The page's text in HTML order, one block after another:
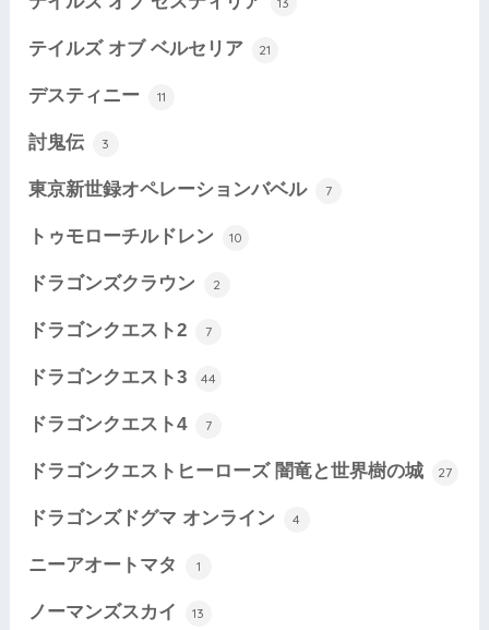
テイルズ オブ ベルセリア 21
デスティニー 11
討鬼伝 3
東京新世録オペレーションバベル 7
トゥモローチルドレン 10
ドラゴンズクラウン 2
ドラゴンクエスト2 7
ドラゴンクエスト3 44
ドラゴンクエスト4 7
ドラゴンクエストヒーローズ 闇竜と世界樹の城 27
ドラゴンズドグマ オンライン 4
ニーアオートマタ 1
ノーマンズスカイ 13